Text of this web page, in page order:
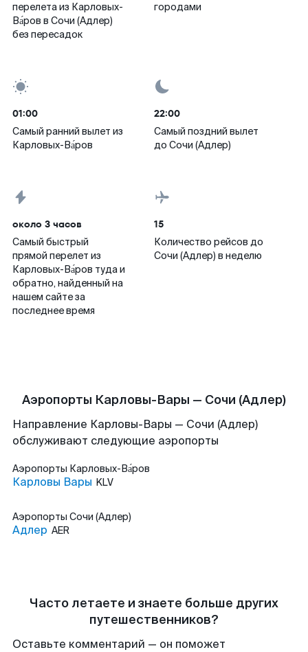
перелета из Карловых-
Ва́ров в Сочи (Адлер)
без пересадок
городами
01:00
Самый ранний вылет из
Карловых-Ва́ров
22:00
Самый поздний вылет
до Сочи (Адлер)
около 3 часов
Самый быстрый
прямой перелет из
Карловых-Ва́ров туда и
обратно, найденный на
нашем сайте за
последнее время
15
Количество рейсов до
Сочи (Адлер) в неделю
Аэропорты Карловы-Вары — Сочи (Адлер)
Направление Карловы-Вары — Сочи (Адлер)
обслуживают следующие аэропорты
Аэропорты Карловых-Ва́ров
Карловы Вары KLV
Аэропорты Сочи (Адлер)
Адлер AER
Часто летаете и знаете больше других
путешественников?
Оставьте комментарий — он поможет